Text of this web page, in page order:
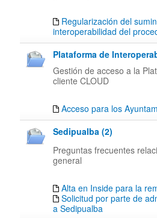
Regularización del
interoperabilidad del
Plataforma de
Gestión de acceso a la
cliente CLOUD
Acceso para los
Sedipualba (2)
Preguntas frecuentes
general
Alta en Inside para la
Solicitud por parte de
a Sedipualba